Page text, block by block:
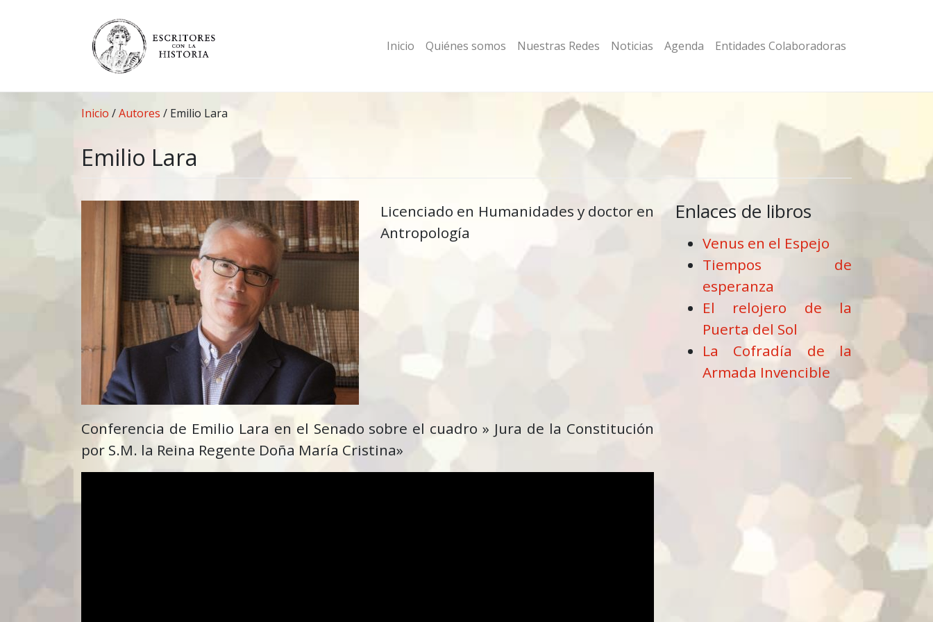
Inicio Quiénes somos Nuestras Redes Noticias Agenda Entidades Colaboradoras
Inicio /Autores / Emilio Lara
Emilio Lara
Licenciado en Humanidades y doctor en
Antropología
Conferencia de Emilio Lara en el Senado sobre el cuadro » Jura de la Constitución
por S.M. la Reina Regente Doña María Cristina»
Enlaces de libros
Venus en el Espejo
Tiempos de
esperanza
El relojero de la
Puerta del Sol
La Cofradía de la
Armada Invencible